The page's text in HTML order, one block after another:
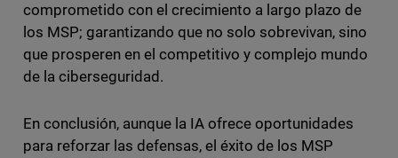
comprometido con el crecimiento a largo plazo de
los MSP; garantizando que no solo sobrevivan, sino
que prosperen en el competitivo y complejo mundo
de la ciberseguridad.
En conclusión, aunque la IA ofrece oportunidades
para reforzar las defensas, el éxito de los MSP